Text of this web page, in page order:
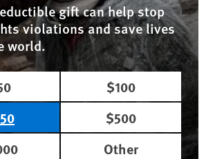
gift can help stop
violations and save lives
world.
$100
$500
Other